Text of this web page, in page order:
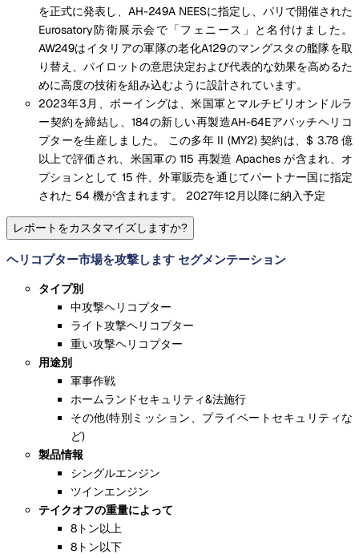
を正式に発表し、AH-249A NEESに指定し、パリで開催された
Eurosatory防衛展示会で「フェニース」と名付けました。
AW249はイタリアの軍隊の老化A129のマングスタの艦隊を取
り替え、パイロットの意思決定および代表的な効果を高めるた
めに高度の技術を組み込むように設計されています。
2023年3月、ボーイングは、米国軍とマルチビリオンドルラ
ー契約を締結し、184の新しい再製造AH-64Eアパッチヘリコ
プターを生産しました。 この多年 II (MY2) 契約は、$ 3.78 億
以上で評価され、米国軍の 115 再製造 Apaches が含まれ、オ
プションとして 15 件、外軍販売を通じてパートナー国に指定
された 54 機が含まれます。 2027年12月以降に納入予定
レポートをカスタマイズしますか?
ヘリコプター市場を攻撃します セグメンテーション
タイプ別
中攻撃ヘリコプター
ライト攻撃ヘリコプター
重い攻撃ヘリコプター
用途別
軍事作戦
ホームランドセキュリティ&法施行
その他(特別ミッション、プライベートセキュリティな
ど)
製品情報
シングルエンジン
ツインエンジン
テイクオフの重量によって
8トン以上
8トン以下